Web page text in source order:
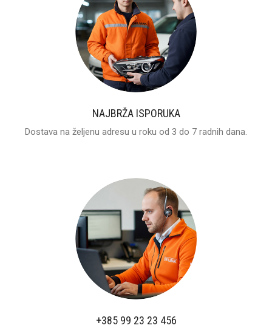
NAJBRŽA ISPORUKA
Dostava na željenu adresu u roku od 3 do 7 radnih dana.
+385 99 23 23 456